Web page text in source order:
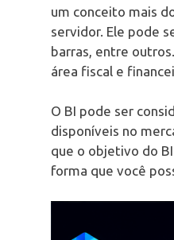
um conceito mais
servidor. Ele pode
barras, entre
área fiscal e
O BI pode ser
disponíveis no
que o objetivo do
forma que você